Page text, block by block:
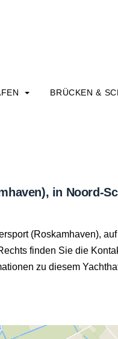
BRÜCKEN &
in Noord-
(Roskamhaven),
finden Sie die
zu diesem